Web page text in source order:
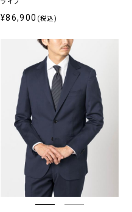
ライプ
¥86,900 (税込)